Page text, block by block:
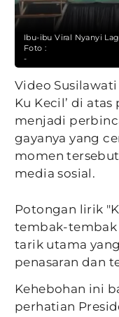
Ibu-ibu Viral Nyanyi
Foto :
-
Video
Ku Kecil’ di
menjadi
gayanya yang
momen
media sosial.
Potongan lirik
tembak-tembak
tarik utama
penasaran dan
Kehebohan ini
perhatian